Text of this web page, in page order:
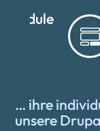
Mit
… ihre
unsere